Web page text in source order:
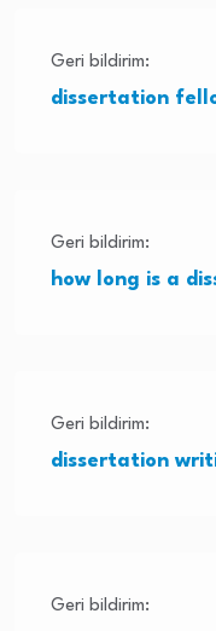
Geri bildirim:
dissertation
Geri bildirim:
how long is a
Geri bildirim:
dissertation
Geri bildirim: